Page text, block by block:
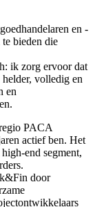
en -
bieden die
ik zorg ervoor dat
volledig en
en
PACA
actief ben. Het
end segment,
door